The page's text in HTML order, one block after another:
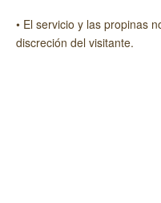
• El servicio y las propinas
discreción del visitante.